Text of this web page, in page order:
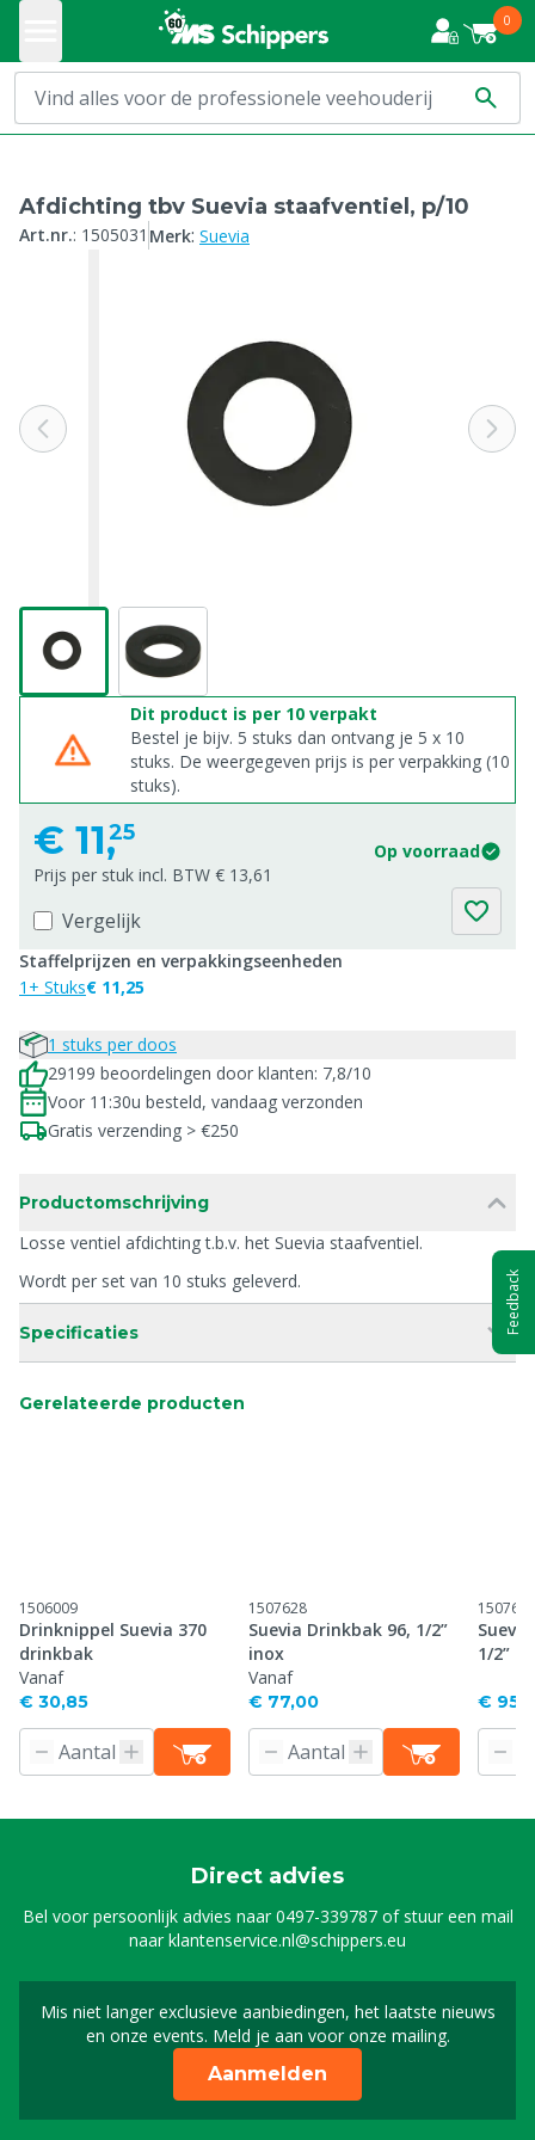
0
Afdichting tbv Suevia staafventiel, p/10
Art.nr.: 1505031 Merk: Suevia
Dit product is per 10 verpakt
Bestel je bijv. 5 stuks dan ontvang je 5 x 10
stuks. De weergegeven prijs is per verpakking (10
stuks).
€ 11,25
Op voorraad
Prijs per stuk incl. BTW € 13,61
Vergelijk
Staffelprijzen en verpakkingseenheden
1+ Stuks€ 11,25
1 stuks per doos
29199 beoordelingen door klanten: 7,8/10
Voor 11:30u besteld, vandaag verzonden
Gratis verzending > €250
Productomschrijving
Losse ventiel afdichting t.b.v. het Suevia staafventiel.
Wordt per set van 10 stuks geleverd.
Specificaties
Gerelateerde producten
1506009
Drinknippel Suevia 370
drinkbak
Vanaf
€ 30,85
1507628
Suevia Drinkbak 96, 1/2”
inox
Vanaf
€ 77,00
1507629
1/2”
€
Direct advies
Bel voor persoonlijk advies naar0497-339787of stuur een mail
naarklantenservice.nl@schippers.eu
Mis niet langer exclusieve aanbiedingen, het laatste nieuws
en onze events. Meld je aan voor onze mailing.
Schrijf je in voor onze
Aanmelden
Feedback